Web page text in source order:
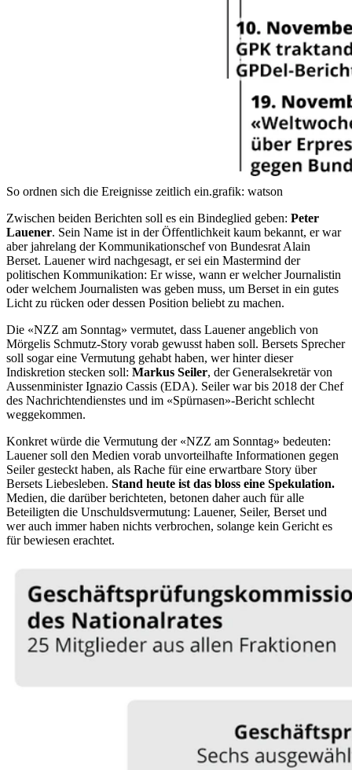
So ordnen sich die Ereignisse zeitlich ein.grafik: watson
Zwischen beiden Berichten soll es ein Bindeglied geben: Peter
Lauener. Sein Name ist in der Öffentlichkeit kaum bekannt, er war
aber jahrelang der Kommunikationschef von Bundesrat Alain
Berset. Lauener wird nachgesagt, er sei ein Mastermind der
politischen Kommunikation: Er wisse, wann er welcher Journalistin
oder welchem Journalisten was geben muss, um Berset in ein gutes
Licht zu rücken oder dessen Position beliebt zu machen.
Die «NZZ am Sonntag» vermutet, dass Lauener angeblich von
Mörgelis Schmutz-Story vorab gewusst haben soll. Bersets Sprecher
soll sogar eine Vermutung gehabt haben, wer hinter dieser
Indiskretion stecken soll: Markus Seiler, der Generalsekretär von
Aussenminister Ignazio Cassis (EDA). Seiler war bis 2018 der Chef
des Nachrichtendienstes und im «Spürnasen»-Bericht schlecht
weggekommen.
Konkret würde die Vermutung der «NZZ am Sonntag» bedeuten:
Lauener soll den Medien vorab unvorteilhafte Informationen gegen
Seiler gesteckt haben, als Rache für eine erwartbare Story über
Bersets Liebesleben. Stand heute ist das bloss eine Spekulation.
Medien, die darüber berichteten, betonen daher auch für alle
Beteiligten die Unschuldsvermutung: Lauener, Seiler, Berset und
wer auch immer haben nichts verbrochen, solange kein Gericht es
für bewiesen erachtet.